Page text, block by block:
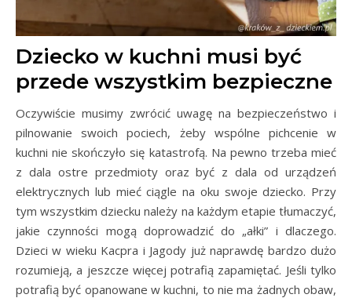
Dziecko w kuchni musi być
przede wszystkim bezpieczne
Oczywiście musimy zwrócić uwagę na bezpieczeństwo i
pilnowanie swoich pociech, żeby wspólne pichcenie w
kuchni nie skończyło się katastrofą. Na pewno trzeba mieć
z dala ostre przedmioty oraz być z dala od urządzeń
elektrycznych lub mieć ciągle na oku swoje dziecko. Przy
tym wszystkim dziecku należy na każdym etapie tłumaczyć,
jakie czynności mogą doprowadzić do „ałki” i dlaczego.
Dzieci w wieku Kacpra i Jagody już naprawdę bardzo dużo
rozumieją, a jeszcze więcej potrafią zapamiętać. Jeśli tylko
potrafią być opanowane w kuchni, to nie ma żadnych obaw,